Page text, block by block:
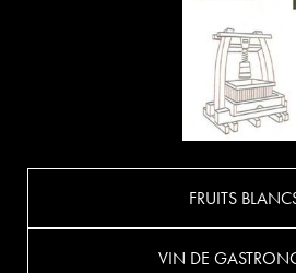
FRUITS
VIN DE